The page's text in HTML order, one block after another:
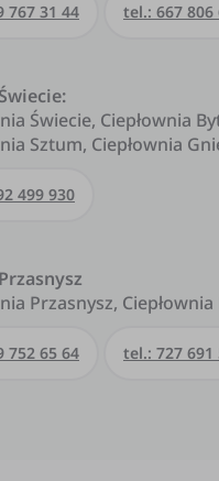
767 31 44 tel.: 667 806
Świecie, Ciepłownia
Sztum, Ciepłownia
499 930
Przasnysz,
752 65 64 tel.: 727 691